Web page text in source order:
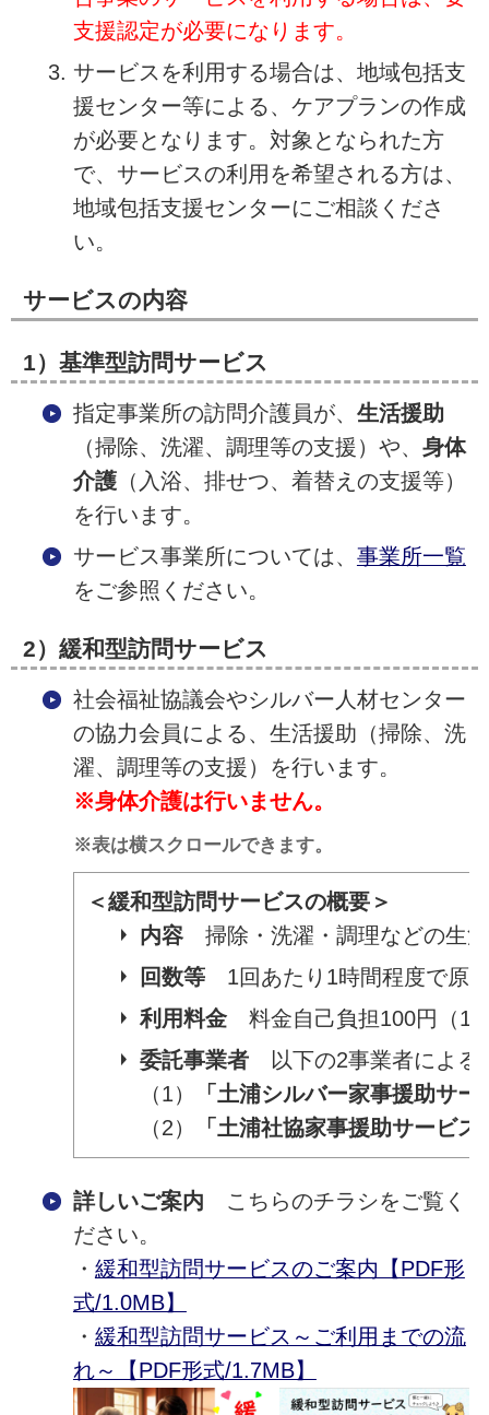
支援認定が必要になります。
サービスを利用する場合は、地域包括支
援センター等による、ケアプランの作成
が必要となります。対象となられた方
で、サービスの利用を希望される方は、
地域包括支援センターにご相談くださ
い。
サービスの内容
1）基準型訪問サービス
指定事業所の訪問介護員が、 生活援助
（掃除、洗濯、調理等の支援）や、 身体
介護（入浴、排せつ、着替えの支援等）
を行います。
サービス事業所については、 事業所一覧
をご参照ください。
2）緩和型訪問サービス
社会福祉協議会やシルバー人材センター
の協力会員による、生活援助（掃除、洗
濯、調理等の支援）を行います。
※身体介護は行いません。
※表は横スクロールできます。
＜緩和型訪問サービスの概要＞
内容掃除・洗濯・調理などの生
回数等 1回あたり1時間程度で原
利用料金料金自己負担100円（1
委託事業者 以下の2事業者による
（1）
「土浦シルバー家事援助サー
（2）
「土浦社協家事援助サービス
詳しいご案内 こちらのチラシをご覧く
ださい。
・ 緩和型訪問サービスのご案内【PDF形
式/1.0MB】
・ 緩和型訪問サービス～ご利用までの流
れ～【PDF形式/1.7MB】